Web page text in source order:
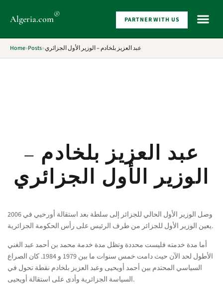
Algeria.com® PARTNER WITH US
Home»Posts»عبد العزيز بلخادم – الوزير الأول الجزائري
عبد العزيز بلخادم –
الوزير الأول الجزائري
وصل الوزير الأول الحالي للجزائر إلى سلطة بعد استقالة أورحيي في 2006
يعين الوزير الأول للجزائر من طرف الرئيس على رأس الحكومة الجزائرية.
أما مدة خدمته فليست محددة وتظل مدة خدمة محمد بن أحمد عبد الغني
الأطول لحد الآن حيث دامت خمس سنوات ما بين 1979 و 1984. كان الصراع
السياسي المحتدم بين أحمد أويحيى وعبد العزيز بلخادم نقطة تحول في
السياسة الجزائرية وأدى على استقالة أويحيى.